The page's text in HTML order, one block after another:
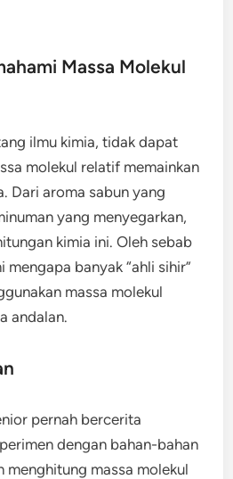
Massa Molekul
ilmu kimia, tidak dapat
molekul relatif memainkan
Dari aroma sabun yang
yang menyegarkan,
kimia ini. Oleh sebab
banyak “ahli sihir”
massa molekul
andalan.
pernah bercerita
dengan bahan-bahan
menghitung massa molekul